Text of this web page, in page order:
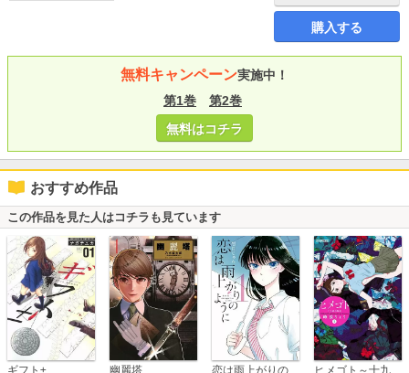
購入する
無料キャンペーン実施中！
第1巻
第2巻
無料はコチラ
おすすめ作品
この作品を見た人はコチラも見ています
恋は雨上がりのように